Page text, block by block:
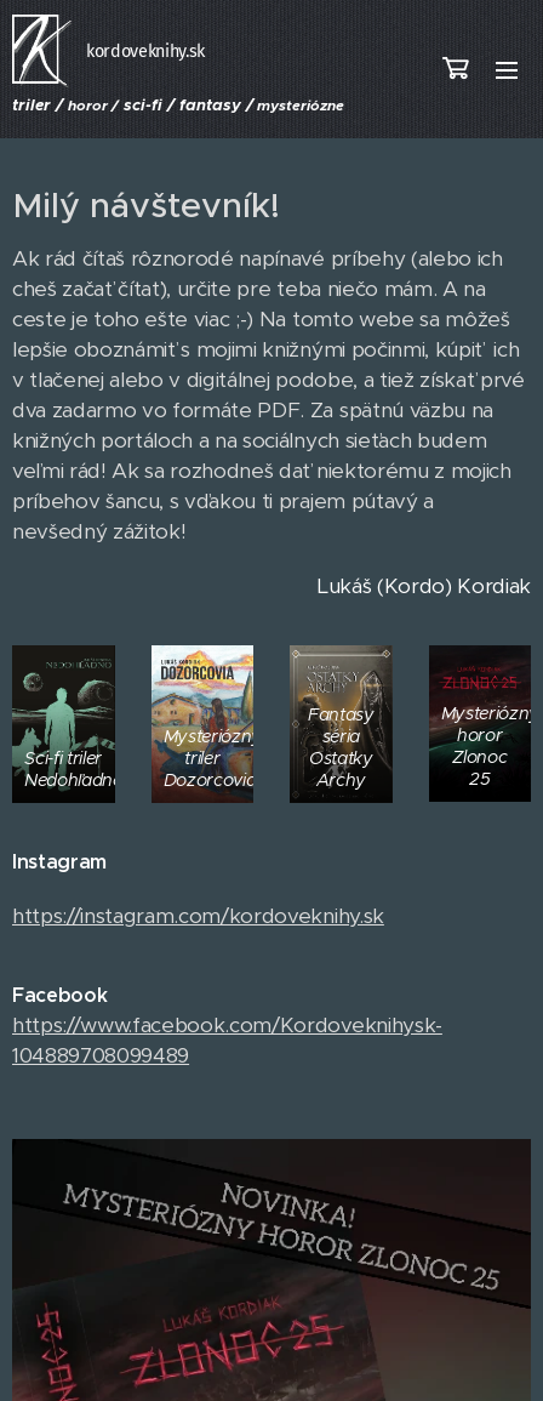
kordoveknihy.sk
triler /horor /sci-fi / fantasy /mysteriózne
Milý návštevník!
Ak rád čítaš rôznorodé napínavé príbehy (alebo ich
cheš začať čítať), určite pre teba niečo mám. A na
ceste je toho ešte viac ;-) Na tomto webe sa môžeš
lepšie oboznámiť s mojimi knižnými počinmi, kúpiť ich
v tlačenej alebo v digitálnej podobe, a tiež získať prvé
dva zadarmo vo formáte PDF. Za spätnú väzbu na
knižných portáloch a na sociálnych sieťach budem
veľmi rád! Ak sa rozhodneš dať niektorému z mojich
príbehov šancu, s vďakou ti prajem pútavý a
nevšedný zážitok!
Lukáš (Kordo) Kordiak
Sci-fi triler
Nedohľadno
Mysteriózny
triler
Dozorcovia
Fantasy
séria
Ostatky
Archy
Mysteriózny
horor
Zlonoc
25
Instagram
https://instagram.com/kordoveknihy.sk
Facebook
https://www.facebook.com/Kordoveknihysk-
104889708099489